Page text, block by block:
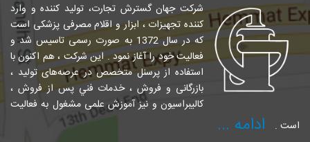
شرکت جهان گسترش تجارت، تولید کننده و وارد
کننده تجهیزات ، ابزار و اقلام مصرفی پزشکی است
که در سال 1372 به صورت رسمی تاسیس شد و
فعالیت خود را آغاز نمود . این شرکت ، هم اکنون با
استفاده از پرسنل متخصص در عرصه‌های تولید ،
بازرگانی و فروش ، خدمات فني پس از فروش ،
کالیبراسیون و نیز آموزش علمی مشغول به فعالیت
است .
ادامه ...